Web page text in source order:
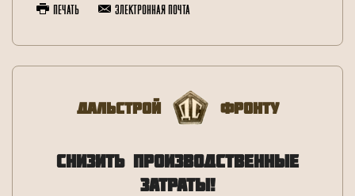
Печать Электронная почта
Дальстрой Фронту
СНИЗИТЬ ПРОИЗВОДСТВЕННЫЕ
ЗАТРАТЫ!